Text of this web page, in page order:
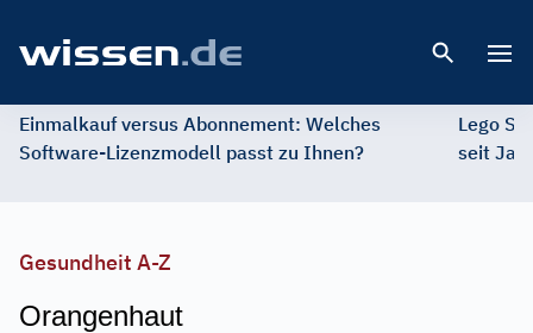
Einmalkauf versus Abonnement: Welches
Software-Lizenzmodell passt zu Ihnen?
Lego
seit
Gesundheit A-Z
Orangenhaut